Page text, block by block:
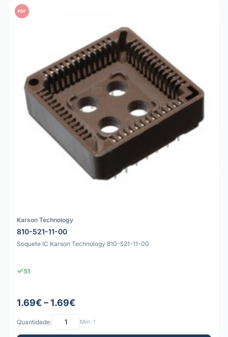
PDF
Karson Technology
810-521-11-00
Soquete IC Karson Technology 810-521-11-00
51
1.69€ – 1.69€
Quantidade: Mín: 1